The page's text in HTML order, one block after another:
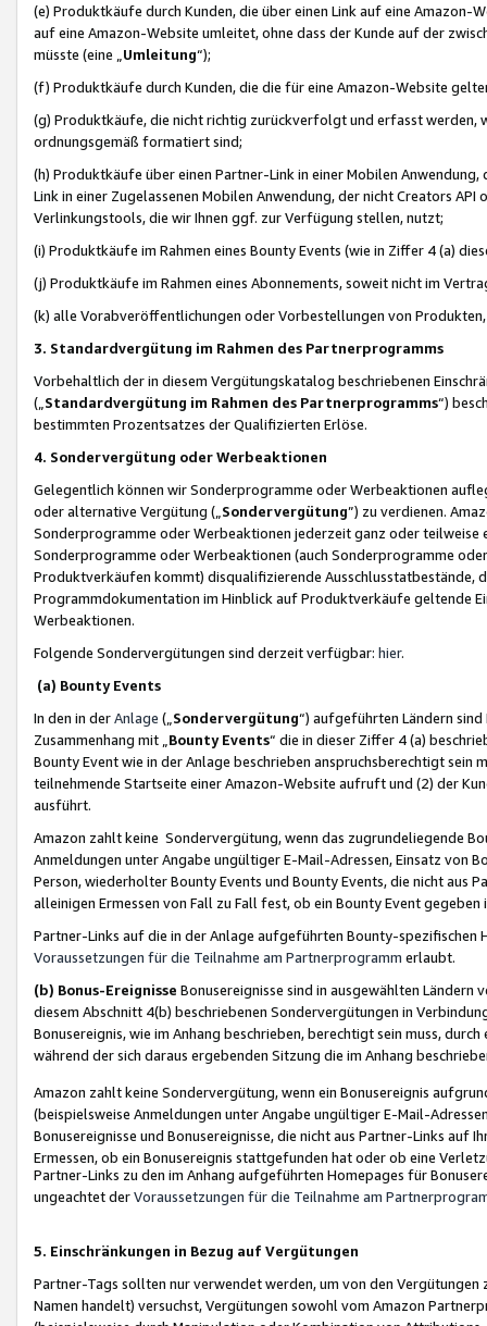
(e) Produktkäufe durch Kunden, die über einen Link auf eine
auf eine Amazon-Website umleitet, ohne dass der Kunde auf der
müsste (eine „ Umleitung“);
(f) Produktkäufe durch Kunden, die die für eine Amazon-Website
(g) Produktkäufe, die nicht richtig zurückverfolgt und erfasst werden,
ordnungsgemäß formatiert sind;
(h) Produktkäufe über einen Partner-Link in einer Mobilen
Link in einer Zugelassenen Mobilen Anwendung, der nicht Creators
Verlinkungstools, die wir Ihnen ggf. zur Verfügung stellen, nutzt;
(i) Produktkäufe im Rahmen eines Bounty Events (wie in Ziffer 4 (a)
(j) Produktkäufe im Rahmen eines Abonnements, soweit nicht im
(k) alle Vorabveröffentlichungen oder Vorbestellungen von
3. Standardvergütung im Rahmen des Partnerprogramms
Vorbehaltlich der in diesem Vergütungskatalog beschriebenen
(„ Standardvergütung im Rahmen des Partnerprogramms“)
bestimmten Prozentsatzes der Qualifizierten Erlöse.
4. Sondervergütung oder Werbeaktionen
Gelegentlich können wir Sonderprogramme oder Werbeaktionen
oder alternative Vergütung („ Sondervergütung”) zu verdienen.
Sonderprogramme oder Werbeaktionen jederzeit ganz oder
Sonderprogramme oder Werbeaktionen (auch Sonderprogramme
Produktverkäufen kommt) disqualifizierende Ausschlusstatbestände,
Programmdokumentation im Hinblick auf Produktverkäufe geltende
Werbeaktionen.
Folgende Sondervergütungen sind derzeit verfügbar: hier.
(a) Bounty Events
In den in derAnlage („ Sondervergütung“) aufgeführten Ländern
Zusammenhang mit „ Bounty Events“ die in dieser Ziffer 4 (a)
Bounty Event wie in der Anlage beschrieben anspruchsberechtigt sein
teilnehmende Startseite einer Amazon-Website aufruft und (2) der
ausführt.
Amazon zahlt keine Sondervergütung, wenn das zugrundeliegende
Anmeldungen unter Angabe ungültiger E-Mail-Adressen, Einsatz von
Person, wiederholter Bounty Events und Bounty Events, die nicht
alleinigen Ermessen von Fall zu Fall fest, ob ein Bounty Event
Partner-Links auf die in der Anlage aufgeführten Bounty-spezifischen
Voraussetzungen für die Teilnahme am Partnerprogramm erlaubt.
(b) Bonus-Ereignisse Bonusereignisse sind in ausgewählten Ländern
diesem Abschnitt 4(b) beschriebenen Sondervergütungen in
Bonusereignis, wie im Anhang beschrieben, berechtigt sein muss,
während der sich daraus ergebenden Sitzung die im Anhang
Amazon zahlt keine Sondervergütung, wenn ein Bonusereignis
(beispielsweise Anmeldungen unter Angabe ungültiger E-Mail-
Bonusereignisse und Bonusereignisse, die nicht aus Partner-Links auf
Ermessen, ob ein Bonusereignis stattgefunden hat oder ob eine
Partner-Links zu den im Anhang aufgeführten Homepages für
ungeachtet derVoraussetzungen für die Teilnahme am
5. Einschränkungen in Bezug auf Vergütungen
Partner-Tags sollten nur verwendet werden, um von den
Namen handelt) versuchst, Vergütungen sowohl vom Amazon